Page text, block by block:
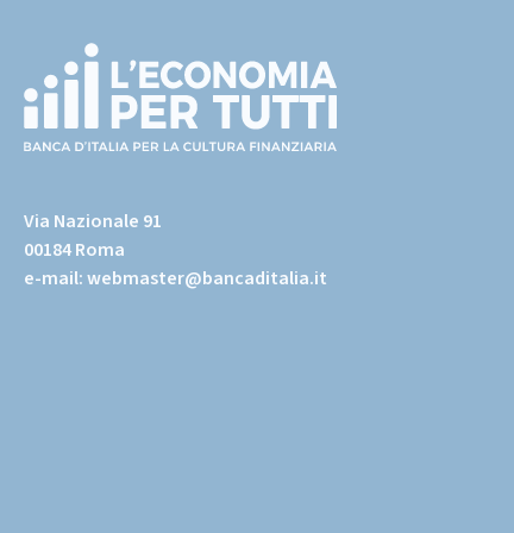
page)
Via Nazionale 91
00184 Roma
e-mail:webmaster@bancaditalia.it